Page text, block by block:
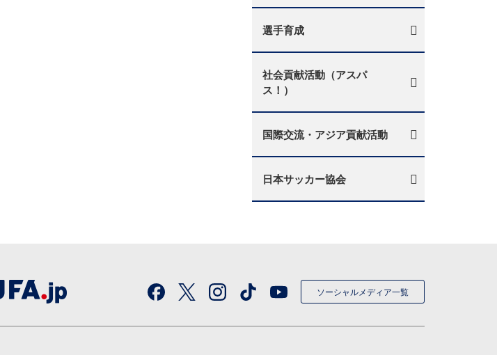
選手育成
社会貢献活動（アスパ
ス！）
国際交流・アジア貢献活動
日本サッカー協会
ソーシャルメディア一覧